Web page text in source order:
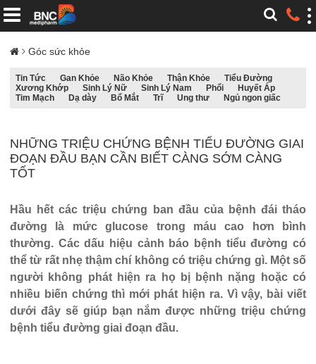
Góc sức khỏe
Tin Tức Gan Khỏe Não Khỏe Thận Khỏe
Tiểu Đường
Xương Khớp
Sinh Lý Nữ Sinh Lý Nam Phổi
Huyết Áp
Tim Mạch
Dạ dày Bổ Mắt Trĩ Ung thư Ngủ ngon giấc
NHỮNG TRIỆU CHỨNG BỆNH TIỂU ĐƯỜNG GIAI
ĐOẠN ĐẦU BẠN CẦN BIẾT CÀNG SỚM CÀNG
TỐT
Hầu hết các triệu chứng ban đầu của bệnh đái tháo
đường là mức glucose trong máu cao hơn bình
thường. Các dấu hiệu cảnh báo bệnh tiểu đường có
thể từ rất nhẹ thậm chí không có triệu chứng gì. Một số
người không phát hiện ra họ bị bệnh nặng hoặc có
nhiều biến chứng thì mới phát hiện ra. Vì vậy, bài viết
dưới đây sẽ giúp bạn nắm được những triệu chứng
bệnh tiểu đường giai đoạn đầu.